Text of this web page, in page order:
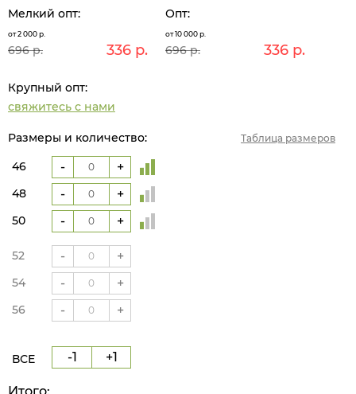
Мелкий опт:
от 2 000 р.
696 р. 336 р.
Опт:
от 10 000 р.
696 р. 336 р.
Крупный опт:
свяжитесь с нами
Размеры и количество: Таблица размеров
46 +
-
48 +
-
50 +
-
52 +
-
54 +
-
56 +
-
ВСЕ +1
-1